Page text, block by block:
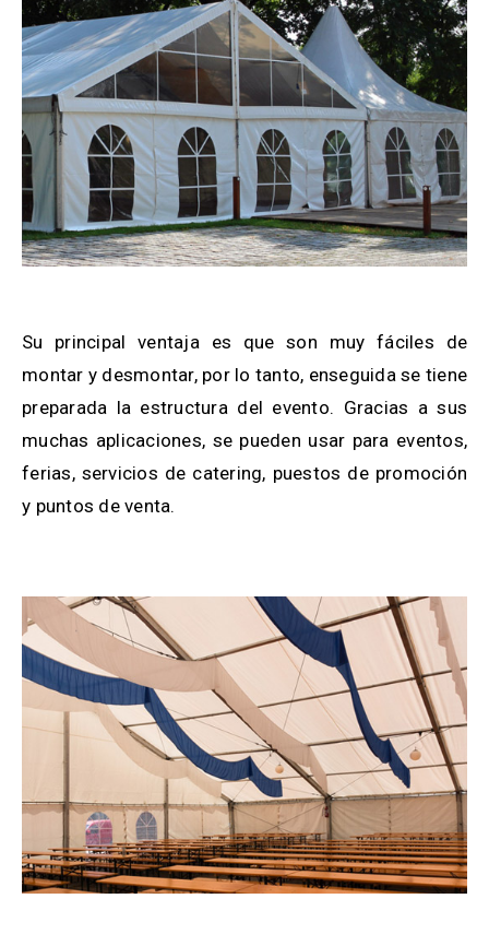
Su principal ventaja es que son muy fáciles de
montar y desmontar, por lo tanto, enseguida se tiene
preparada la estructura del evento. Gracias a sus
muchas aplicaciones, se pueden usar para eventos,
ferias, servicios de catering, puestos de promoción
y puntos de venta.